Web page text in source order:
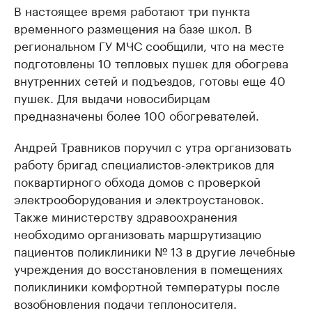
В настоящее время работают три пункта
временного размещения на базе школ. В
региональном ГУ МЧС сообщили, что на месте
подготовлены 10 тепловых пушек для обогрева
внутренних сетей и подъездов, готовы еще 40
пушек. Для выдачи новосибирцам
предназначены более 100 обогревателей.
Андрей Травников поручил с утра организовать
работу бригад специалистов-электриков для
поквартирного обхода домов с проверкой
электрооборудования и электроустановок.
Также министерству здравоохранения
необходимо организовать маршрутизацию
пациентов поликлиники № 13 в другие лечебные
учреждения до восстановления в помещениях
поликлиники комфортной температуры после
возобновления подачи теплоносителя.